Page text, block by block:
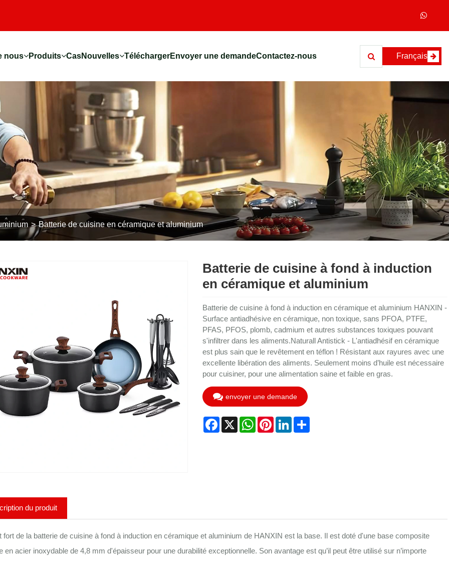
nous Produits CasNouvelles TéléchargerEnvoyer une demandeContactez-nous Français
Batterie de cuisine en céramique et aluminium
Batterie de cuisine à fond à induction
en céramique et aluminium
Batterie de cuisine à fond à induction en céramique et aluminium HANXIN -
Surface antiadhésive en céramique, non toxique, sans PFOA, PTFE,
PFAS, PFOS, plomb, cadmium et autres substances toxiques pouvant
s'infiltrer dans les aliments.Naturall Antistick - L'antiadhésif en céramique
est plus sain que le revêtement en téflon ! Résistant aux rayures avec une
excellente libération des aliments. Seulement moins d’huile est nécessaire
pour cuisiner, pour une alimentation saine et faible en gras.
envoyer une demande
Facebook
X WhatsAppPinterestLinkedInShare
du produit
fort de la batterie de cuisine à fond à induction en céramique et aluminium de HANXIN est la base. Il est doté d'une base composite
en acier inoxydable de 4,8 mm d'épaisseur pour une durabilité exceptionnelle. Son avantage est qu’il peut être utilisé sur n’importe